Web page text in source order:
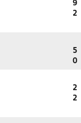
9
2
5
0
2
2